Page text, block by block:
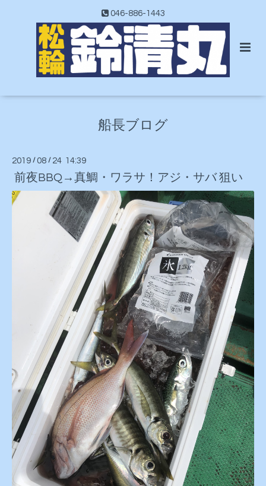
046-886-1443
船長ブログ
2019 / 08 / 24 14:39
前夜BBQ→真鯛・ワラサ！アジ・サバ 狙い